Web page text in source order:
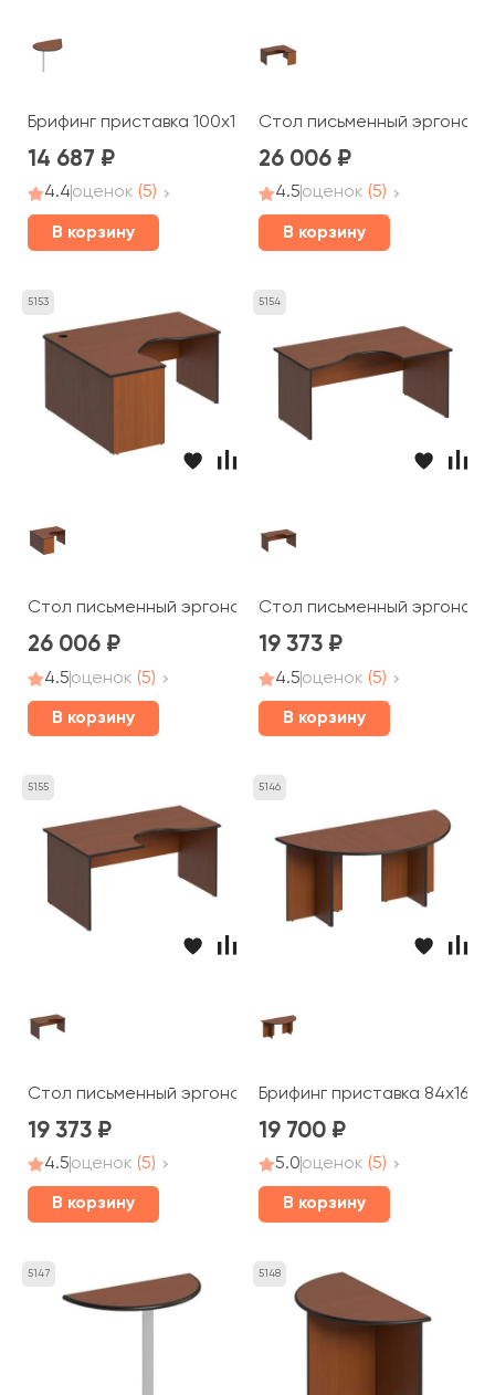
Брифинг приставка 100x132x2,5 Дин-Р
14 687
4.4оценок (5)
В корзину
Стол письменный
26 006
4.5оценок (5)
В корзину
5153
Стол письменный эргономичный левый 160x140x75
26 006
4.5оценок (5)
В корзину
5154
Стол письменный
19 373
4.5оценок (5)
В корзину
5155
Стол письменный эргономичный левый 160x98x75 Дин-Р
19 373
4.5оценок (5)
В корзину
5146
Брифинг приставка
19 700
5.0оценок (5)
В корзину
5147 5148